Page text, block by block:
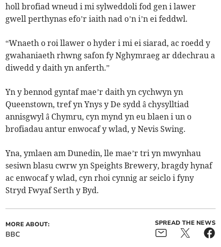
holl brofiad wneud i mi sylweddoli fod gen i lawer
gwell perthynas efo’r iaith nad o’n i’n ei feddwl.
“Wnaeth o roi llawer o hyder i mi ei siarad, ac roedd y
gwahaniaeth rhwng safon fy Nghymraeg ar ddechrau a
diwedd y daith yn anferth.”
Yn y bennod gyntaf mae’r daith yn cychwyn yn
Queenstown, tref yn Ynys y De sydd â chysylltiad
annisgwyl â Chymru, cyn mynd yn eu blaen i un o
brofiadau antur enwocaf y wlad, y Nevis Swing.
Yna, ymlaen am Dunedin, lle mae’r tri yn mwynhau
sesiwn blasu cwrw yn Speights Brewery, bragdy hynaf
ac enwocaf y wlad, cyn rhoi cynnig ar seiclo i fyny
Stryd Fwyaf Serth y Byd.
MORE ABOUT:
BBC
SPREAD THE NEWS